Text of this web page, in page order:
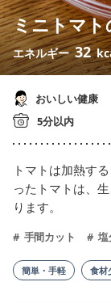
ミニトマ
エネルギー32
おいしい健康
5分以内
トマトは加熱す
ったトマトは、
ります。
手間カット 塩
簡単・手軽 食材